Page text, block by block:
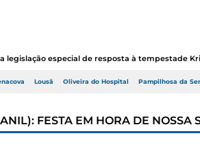
legislação especial de resposta à tempestade
Lousã Oliveira do Hospital Pampilhosa da
FESTA EM HORA DE NOSSA